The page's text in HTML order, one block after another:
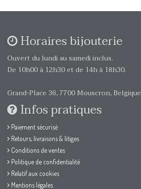
Horaires bijouterie
Ouvert du lundi au samedi inclus.
De 10h00 à 12h30 et de 14h à 18h30.
Grand-Place 36, 7700 Mouscron, Belgique
Infos pratiques
Paiement sécurisé
Retours, livraisons & litiges
Conditions de ventes
Politique de confidentialité
Relatif aux cookies
Mentions légales